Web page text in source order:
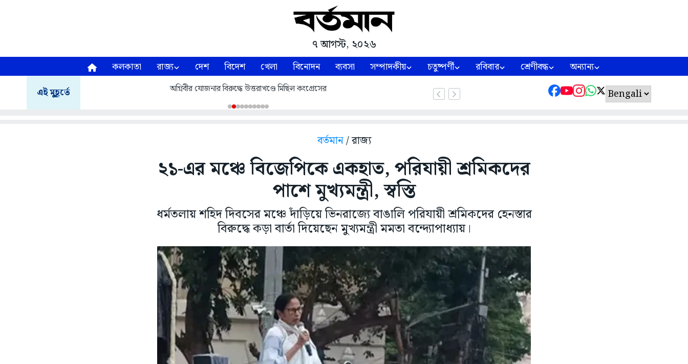
৭ আগস্ট, ২০২৬
কলকাতা রাজ্য দেশ বিদেশ খেলা বিনোদন ব্যবসা সম্পাদকীয় চতুষ্পর্ণী রবিবার শ্রেণীবদ্ধ অন্যান্য
এই মুহূর্তে অগ্নিবীর যোজনার বিরুদ্ধে উত্তরাখণ্ডে মিছিল কংগ্রেসের
বর্তমান/ রাজ্য
২১-এর মঞ্চে বিজেপিকে একহাত, পরিযায়ী শ্রমিকদের
পাশে মুখ্যমন্ত্রী, স্বস্তি
ধর্মতলায় শহিদ দিবসের মঞ্চে দাঁড়িয়ে ভিনরাজ্যে বাঙালি পরিযায়ী শ্রমিকদের হেনস্তার
বিরুদ্ধে কড়া বার্তা দিয়েছেন মুখ্যমন্ত্রী মমতা বন্দ্যোপাধ্যায়।